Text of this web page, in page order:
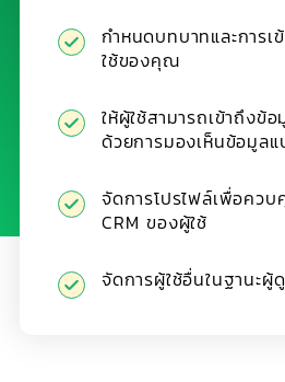
กำหนดบทบาทและการเ
ใช้ของคุณ
ให้ผู้ใช้สามารถเข้าถึงข้
ด้วยการมองเห็นข้อมูล
จัดการโปรไฟล์เพื่อควบ
CRM ของผู้ใช้
จัดการผู้ใช้อื่นในฐานะผู้